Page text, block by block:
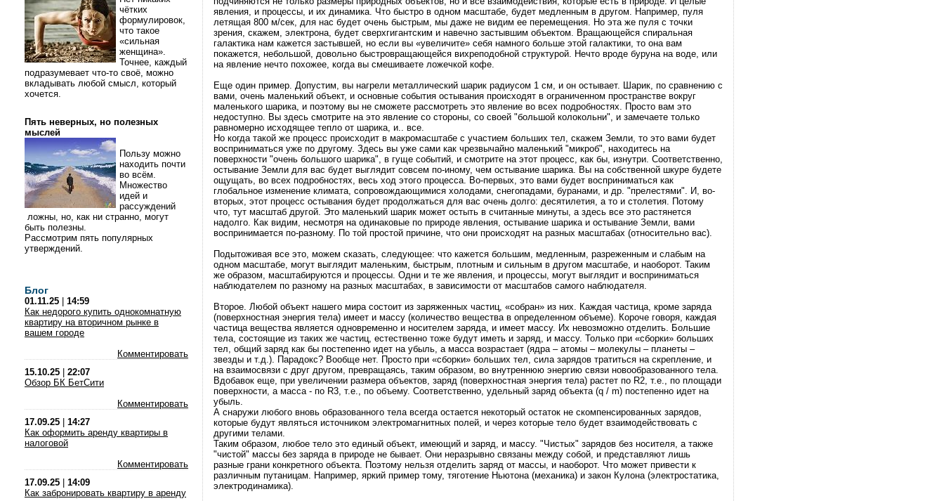
чётких
формулировок,
что такое
«сильная
женщина».
Точнее, каждый
подразумевает что-то своё, можно
вкладывать любой смысл, который
хочется.
Пять неверных, но полезных
мыслей
Пользу можно
находить почти
во всём.
Множество
идей и
рассуждений
ложны, но, как ни странно, могут
быть полезны.
Рассмотрим пять популярных
утверждений.
Блог
01.11.25
14:59
Как недорого купить однокомнатную
квартиру на вторичном рынке в
вашем городе
Комментировать
15.10.25
22:07
Обзор БК БетСити
Комментировать
17.09.25
14:27
Как оформить аренду квартиры в
налоговой
Комментировать
17.09.25
14:09
Как забронировать квартиру в аренду
явления, и процессы, и их динамика. Что быстро в одном масштабе, будет медленным в другом. Например, пуля
летящая 800 м/сек, для нас будет очень быстрым, мы даже не видим ее перемещения. Но эта же пуля с точки
зрения, скажем, электрона, будет сверхгигантским и навечно застывшим объектом. Вращающейся спиральная
галактика нам кажется застывшей, но если вы «увеличите» себя намного больше этой галактики, то она вам
покажется, небольшой, довольно быстровращающейся вихреподобной структурой. Нечто вроде буруна на воде, или
на явление нечто похожее, когда вы смешиваете ложечкой кофе.
Еще один пример. Допустим, вы нагрели металлический шарик радиусом 1 см, и он остывает. Шарик, по сравнению с
вами, очень маленький объект, и основные события остывания происходят в ограниченном пространстве вокруг
маленького шарика, и поэтому вы не сможете рассмотреть это явление во всех подробностях. Просто вам это
недоступно. Вы здесь смотрите на это явление со стороны, со своей "большой колокольни", и замечаете только
равномерно исходящее тепло от шарика, и.. все.
Но когда такой же процесс происходит в макромасштабе с участием больших тел, скажем Земли, то это вами будет
восприниматься уже по другому. Здесь вы уже сами как чрезвычайно маленький "микроб", находитесь на
поверхности "очень большого шарика", в гуще событий, и смотрите на этот процесс, как бы, изнутри. Соответственно,
остывание Земли для вас будет выглядит совсем по-иному, чем остывание шарика. Вы на собственной шкуре будете
ощущать, во всех подробностях, весь ход этого процесса. Во-первых, это вами будет восприниматься как
глобальное изменение климата, сопровождающимися холодами, снегопадами, буранами, и др. "прелестями". И, во-
вторых, этот процесс остывания будет продолжаться для вас очень долго: десятилетия, а то и столетия. Потому
что, тут масштаб другой. Это маленький шарик может остыть в считанные минуты, а здесь все это растянется
надолго. Как видим, несмотря на одинаковые по природе явления, остывание шарика и остывание Земли, вами
воспринимается по-разному. По той простой причине, что они происходят на разных масштабах (относительно вас).
Подытоживая все это, можем сказать, следующее: что кажется большим, медленным, разреженным и слабым на
одном масштабе, могут выглядит маленьким, быстрым, плотным и сильным в другом масштабе, и наоборот. Таким
же образом, масштабируются и процессы. Одни и те же явления, и процессы, могут выглядит и восприниматься
наблюдателем по разному на разных масштабах, в зависимости от масштабов самого наблюдателя.
Второе. Любой объект нашего мира состоит из заряженных частиц, «собран» из них. Каждая частица, кроме заряда
(поверхностная энергия тела) имеет и массу (количество вещества в определенном объеме). Короче говоря, каждая
частица вещества является одновременно и носителем заряда, и имеет массу. Их невозможно отделить. Большие
тела, состоящие из таких же частиц, естественно тоже будут иметь и заряд, и массу. Только при «сборки» больших
тел, общий заряд как бы постепенно идет на убыль, а масса возрастает (ядра – атомы – молекулы – планеты –
звезды и т.д.). Парадокс? Вообще нет. Просто при «сборки» больших тел, сила зарядов тратиться на скрепление, и
на взаимосвязи с друг другом, превращаясь, таким образом, во внутреннюю энергию связи новообразованного тела.
Вдобавок еще, при увеличении размера объектов, заряд (поверхностная энергия тела) растет по R2, т.е., по площади
поверхности, а масса - по R3, т.е., по объему. Соответственно, удельный заряд объекта (q / m) постепенно идет на
убыль.
А снаружи любого вновь образованного тела всегда остается некоторый остаток не скомпенсированных зарядов,
которые будут являться источником электромагнитных полей, и через которые тело будет взаимодействовать с
другими телами.
Таким образом, любое тело это единый объект, имеющий и заряд, и массу. "Чистых" зарядов без носителя, а также
"чистой" массы без заряда в природе не бывает. Они неразрывно связаны между собой, и представляют лишь
разные грани конкретного объекта. Поэтому нельзя отделить заряд от массы, и наоборот. Что может привести к
различным путаницам. Например, яркий пример тому, тяготение Ньютона (механика) и закон Кулона (электростатика,
электродинамика).